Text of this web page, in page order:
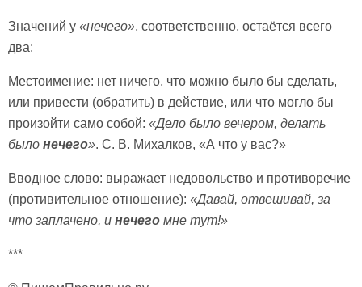
Значений у «нечего», соответственно, остаётся всего
два:
Местоимение: нет ничего, что можно было бы сделать,
или привести (обратить) в действие, или что могло бы
произойти само собой: «Дело было вечером, делать
было нечего». С. В. Михалков, «А что у вас?»
Вводное слово: выражает недовольство и противоречие
(противительное отношение): «Давай, отвешивай, за
что заплачено, и нечего мне тут!»
***